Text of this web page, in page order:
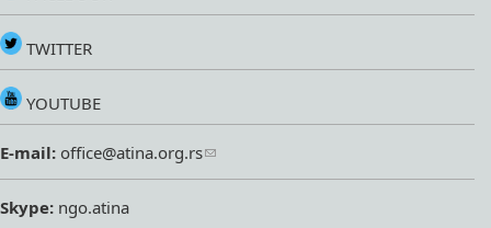
TWITTER
YOUTUBE
E-mail: office@atina.org.rs
Skype: ngo.atina